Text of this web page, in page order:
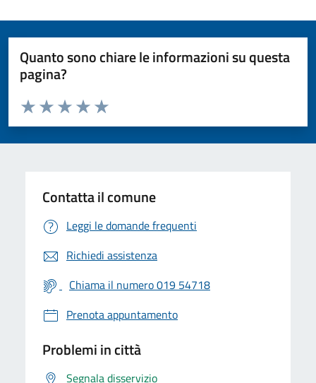
Quanto sono chiare le informazioni su questa
pagina?
Valuta da 1 a 5 stelle la pagina
Valuta 5 stelle su 5
Valuta 4 stelle su 5
Valuta 3 stelle su 5
Valuta 2 stelle su 5
Valuta 1 stelle su 5
Contatta il comune
Leggi le domande frequenti
Richiedi assistenza
Chiama il numero 019 54718
Prenota appuntamento
Problemi in città
Segnala disservizio